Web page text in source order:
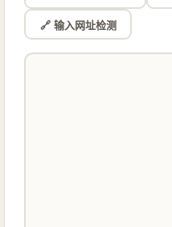
🔗 输入网址检测